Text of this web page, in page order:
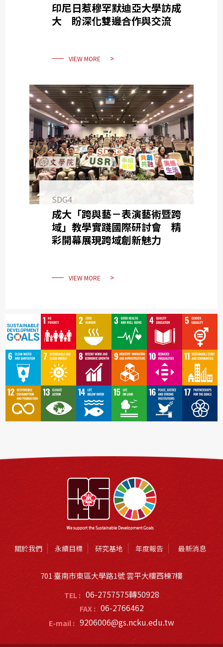
印尼日惹穆罕默迪亞大學訪成
大 盼深化雙邊合作與交流
VIEW MORE
SDG4
成大「跨與藝－表演藝術暨跨
域」教學實踐國際研討會 精
彩開幕展現跨域創新魅力
VIEW MORE
關於我們 永續目標 研究基地 年度報告 最新消息
701 臺南市東區大學路1號 雲平大樓西棟7樓
TEL : 06-2757575轉50928
FAX : 06-2766462
E-mail : 9206006@gs.ncku.edu.tw